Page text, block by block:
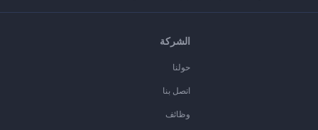
الشركة
حولنا
اتصل بنا
وظائف